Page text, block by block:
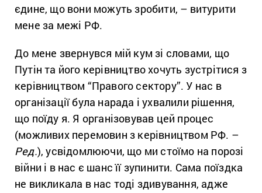
єдине, що вони можуть зробити, – витурити
мене за межі РФ.
До мене звернувся мій кум зі словами, що
Путін та його керівництво хочуть зустрітися з
керівництвом “Правого сектору”. У нас в
організації була нарада і ухвалили рішення,
що поїду я. Я організовував цей процес
(можливих перемовин з керівництвом РФ. –
Ред.), усвідомлюючи, що ми стоїмо на порозі
війни і в нас є шанс її зупинити. Сама поїздка
не викликала в нас тоді здивування, адже